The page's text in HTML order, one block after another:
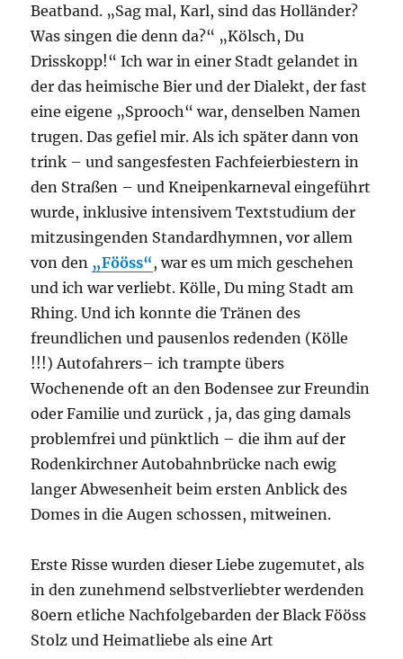
Beatband. „Sag mal, Karl, sind das Holländer?
Was singen die denn da?“ „Kölsch, Du
Drisskopp!“ Ich war in einer Stadt gelandet in
der das heimische Bier und der Dialekt, der fast
eine eigene „Sprooch“ war, denselben Namen
trugen. Das gefiel mir. Als ich später dann von
trink – und sangesfesten Fachfeierbiestern in
den Straßen – und Kneipenkarneval eingeführt
wurde, inklusive intensivem Textstudium der
mitzusingenden Standardhymnen, vor allem
von den „Fööss“ , war es um mich geschehen
und ich war verliebt. Kölle, Du ming Stadt am
Rhing. Und ich konnte die Tränen des
freundlichen und pausenlos redenden (Kölle
!!!) Autofahrers– ich trampte übers
Wochenende oft an den Bodensee zur Freundin
oder Familie und zurück , ja, das ging damals
problemfrei und pünktlich – die ihm auf der
Rodenkirchner Autobahnbrücke nach ewig
langer Abwesenheit beim ersten Anblick des
Domes in die Augen schossen, mitweinen.
Erste Risse wurden dieser Liebe zugemutet, als
in den zunehmend selbstverliebter werdenden
80ern etliche Nachfolgebarden der Black Fööss
Stolz und Heimatliebe als eine Art